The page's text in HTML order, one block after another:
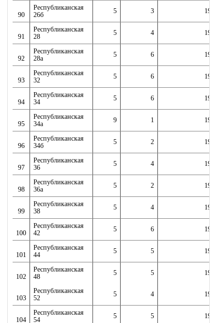
90
Республиканская
26б
5 3
91
Республиканская
28
5 4
92
Республиканская
28а
5 6
93
Республиканская
32
5 6
94
Республиканская
34
5 6
95
Республиканская
34а
9 1
96
Республиканская
34б
5 2
97
Республиканская
36
5 4
98
Республиканская
36а
5 2
99
Республиканская
38
5 4
100
Республиканская
42
5 6
101
Республиканская
44
5 5
102
Республиканская
48
5 5
103
Республиканская
52
5 4
104
Республиканская
54
5 5